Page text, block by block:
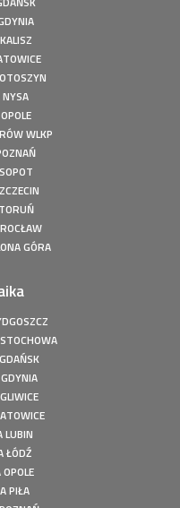
fotowoltaiczna o
Heavy Split -
- Innova Nordic 10 KW
fotowoltaiczna o
E5-DS5 - 5,12kWh
Sofar - BTS E5-DS5 -
fotowoltaiczna o
fotowoltaiczna o
o mocy:
fotowoltaiczna o mocy:
o mocy:
fotowoltaiczna o mocy:
- Hucisko - Instalacja
WLKP
GÓRA
LUBIN
ŁÓDŹ
PIŁA